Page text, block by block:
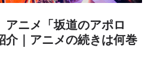
アニメ「坂道のアポロ
介｜アニメの続きは何巻